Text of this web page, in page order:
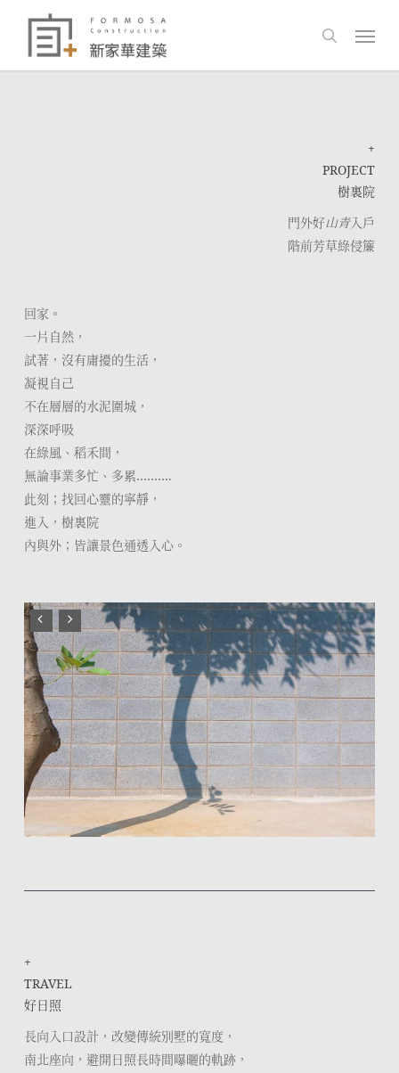
main
search
Menu
+
PROJECT
樹裏院
門外好山青入戶
階前芳草綠侵簾
回家。
一片自然，
試著，沒有庸擾的生活，
凝視自己
不在層層的水泥圍城，
深深呼吸
在綠風、稻禾間，
無論事業多忙、多累……….
此刻；找回心靈的寧靜，
進入，樹裏院
內與外；皆讓景色通透入心。
+
TRAVEL
好日照
長向入口設計，改變傳統別墅的寬度，
南北座向，避開日照長時間曝曬的軌跡，